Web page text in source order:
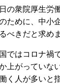
の衆院厚生労
ために、中小
べきだと求めま
ではコロナ禍
上がっていな
く人が多いと